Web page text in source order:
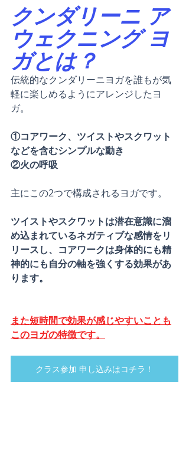
クンダリーニ ア
ウェクニング ヨ
ガとは？
伝統的なクンダリーニヨガを誰もが気
軽に楽しめるようにアレンジしたヨ
ガ。
①コアワーク、ツイストやスクワット
などを含むシンプルな動き
②火の呼吸
主にこの2つで構成されるヨガです。
ツイストやスクワットは潜在意識に溜
め込まれているネガティブな感情をリ
リースし、コアワークは身体的にも精
神的にも自分の軸を強くする効果があ
ります。
また短時間で効果が感じやすいことも
このヨガの特徴です。
クラス参加 申し込みはコチラ！